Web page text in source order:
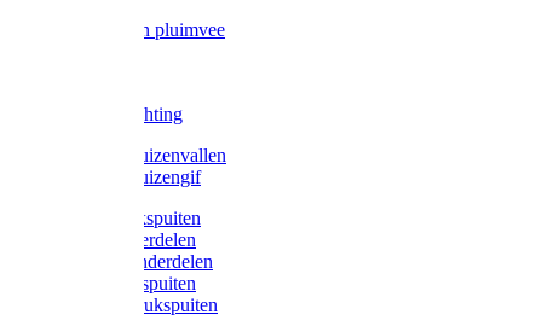
Voerbakken pluimvee
LED verlichting
Ratten / Muizenvallen
Ratten / Muizengif
Gloria drukspuiten
Gloria onderdelen
Gardena onderdelen
Dario drukspuiten
Gardena drukspuiten